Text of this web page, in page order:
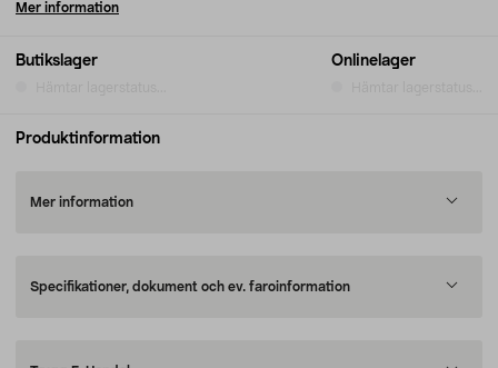
Butikslager Onlinelager
Mer information
Produktinformation
Mer information
Specifikationer, dokument och ev. faroinformation